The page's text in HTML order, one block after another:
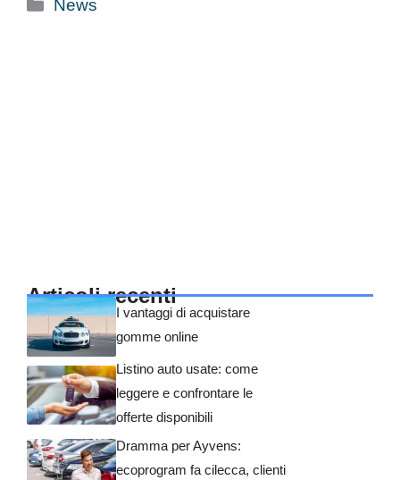
News
Articoli recenti
I vantaggi di acquistare
gomme online
Listino auto usate: come
leggere e confrontare le
offerte disponibili
Dramma per Ayvens:
ecoprogram fa cilecca, clienti